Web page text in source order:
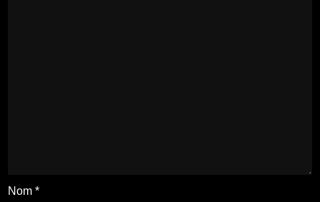
Nom*